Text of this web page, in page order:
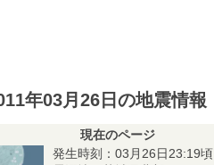
年03月26日の地震情報
現在のページ
発生時刻：03月26日23:19頃